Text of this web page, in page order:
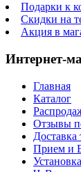
Подарки к
Скидки на
Акция в
Интернет-
Главная
Каталог
Отзывы
Прием и